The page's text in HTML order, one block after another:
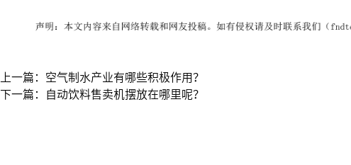
上一篇：空气制水产业有哪些积极作用？
下一篇：自动饮料售卖机摆放在哪里呢？